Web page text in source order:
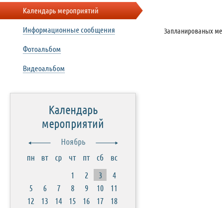
Запланированых
Календарь мероприятий
Информационные сообщения
Фотоальбом
Видеоальбом
Календарь
мероприятий
Ноябрь
пн
вт ср чт пт сб
вс
1
2 3
4
5
6 7 8 9 10
11
12
13 14 15 16 17
18